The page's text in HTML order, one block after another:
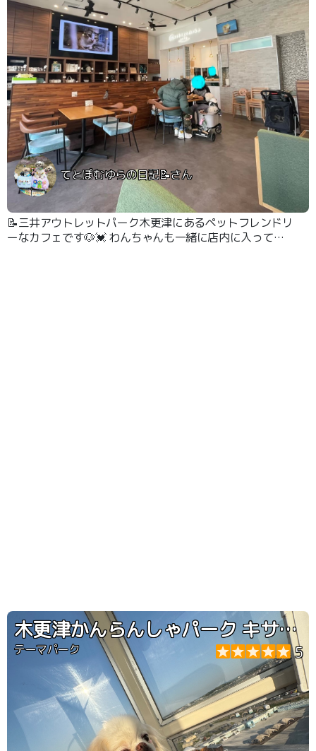
てとぽむゆらの日記📝さん
📝三井アウトレットパーク木更津にあるペットフレンドリ
ーなカフェです🐶💓 わんちゃんも一緒に店内に入って食
木更津かんらんしゃパーク キサラピア
テーマパーク 5